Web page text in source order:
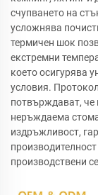
счупването на
усложнява
термичен шок
екстремни
което осигурява
условия.
потвърждават, че
неръждаема
издръжливост,
производствени